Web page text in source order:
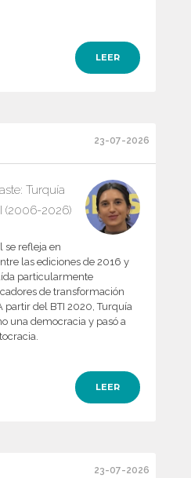
LEER
23-07-2026
Turquía
(2006-2026)
se refleja en
las ediciones de 2016 y
particularmente
de transformación
partir del BTI 2020, Turquía
una democracia y pasó a
LEER
23-07-2026